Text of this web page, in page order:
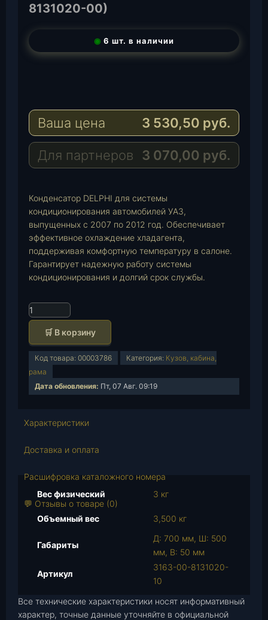
8131020-00)
◉ 6 шт. в наличии
e
r
a
m
a
s
A
p
a
i
l
Ваша цена 3 530,50 руб.
Для партнеров 3 070,00 руб.
Конденсатор DELPHI для системы
кондиционирования автомобилей УАЗ,
выпущенных с 2007 по 2012 год. Обеспечивает
эффективное охлаждение хладагента,
поддерживая комфортную температуру в салоне.
Гарантирует надежную работу системы
кондиционирования и долгий срок службы.
К
о
и
е
в
т
в
р
н
с
🛒 В корзину
Код товара: 00003786 Категория: Кузов, кабина,
рама
Дата обновления: Пт, 07 Авг. 09:19
Характеристики
Доставка и оплата
Расшифровка каталожного номера
💬 Отзывы о товаре (0)
Вес физический 3 кг
Объемный вес 3,500 кг
Габариты
Д: 700 мм, Ш: 500
мм, В: 50 мм
Артикул
3163-00-8131020-
10
Все технические характеристики носят информативный
характер, точные данные уточняйте в официальной